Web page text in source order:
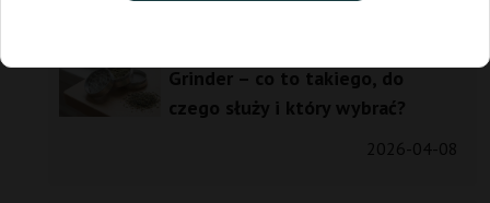
Grinder – co to takiego, do
czego służy i który wybrać?
2026-04-08